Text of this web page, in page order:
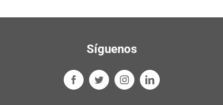
Síguenos